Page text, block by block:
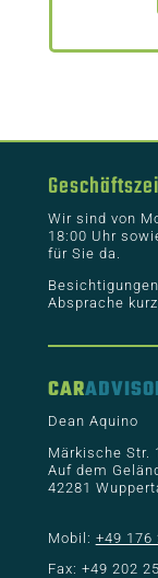
Wir sind von
18:00 Uhr
für Sie da.
Absprache
CAR
Dean Aquino
Märkische Str.
Auf dem
42281
Mobil: +49 176
Fax: +49 202